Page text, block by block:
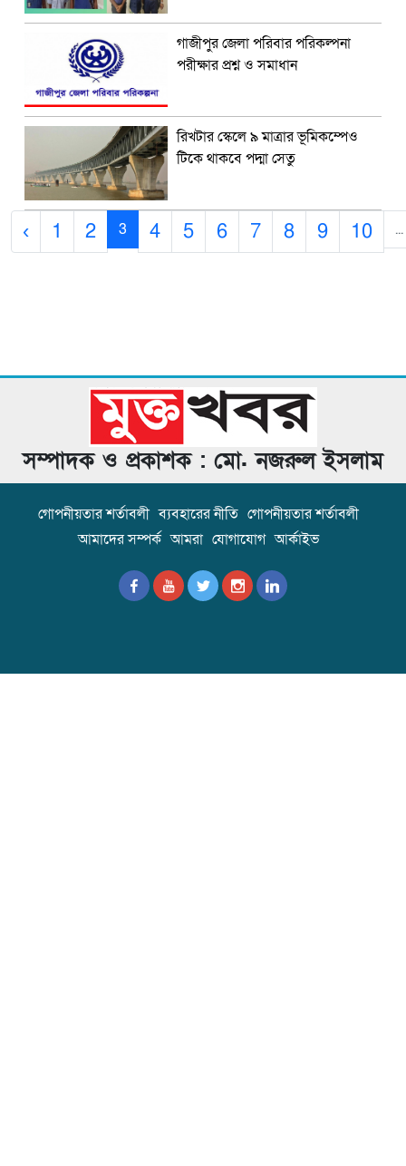
গাজীপুর জেলা পরিবার পরিকল্পনা
পরীক্ষার প্রশ্ন ও সমাধান
রিখটার স্কেলে ৯ মাত্রার ভূমিকম্পেও
টিকে থাকবে পদ্মা সেতু
‹ 1 2 3 4 5 6 7 8 9 10 ...
সম্পাদক ও প্রকাশক : মো. নজরুল ইসলাম
গোপনীয়তার শর্তাবলী ব্যবহারের নীতি গোপনীয়তার শর্তাবলী
আমাদের সম্পর্ক আমরা যোগাযোগ আর্কাইভ